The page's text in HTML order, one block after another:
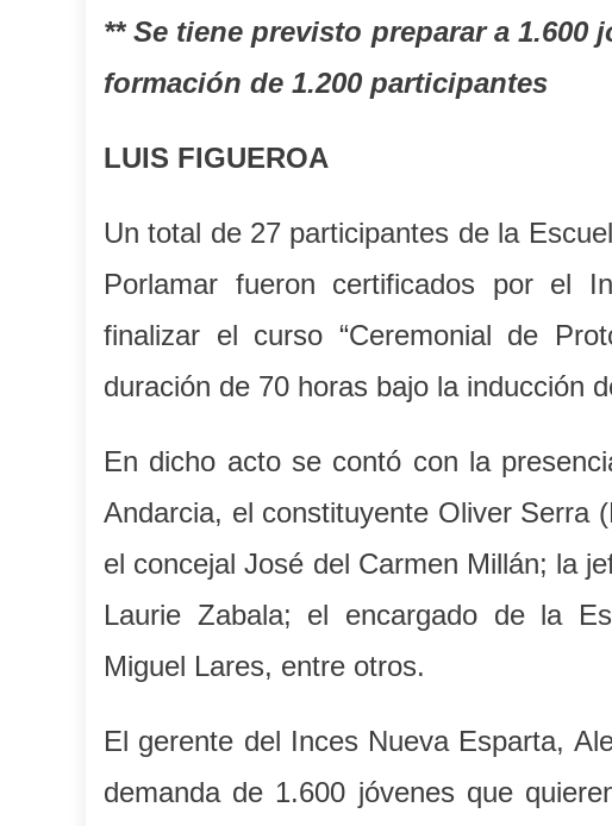
** Se tiene previsto preparar a 1.600
formación de 1.200 participantes
LUIS FIGUEROA
Un total de 27 participantes de la
Porlamar fueron certificados por el
finalizar el curso “Ceremonial de
duración de 70 horas bajo la inducción
En dicho acto se contó con la
Andarcia, el constituyente Oliver Serra
el concejal José del Carmen Millán; la
Laurie Zabala; el encargado de la
Miguel Lares, entre otros.
El gerente del Inces Nueva Esparta,
demanda de 1.600 jóvenes que